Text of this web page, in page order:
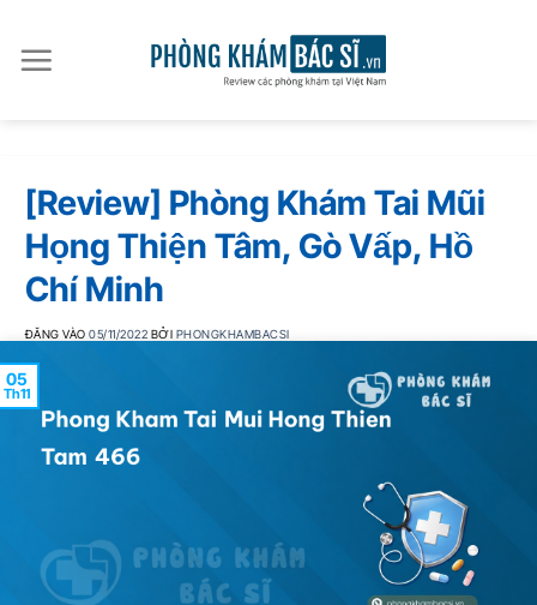
qua
nội
[Review] Phòng Khám Tai Mũi
Họng Thiện Tâm, Gò Vấp, Hồ
Chí Minh
ĐĂNG VÀO05/11/2022 BỞI PHONGKHAMBACSI
05
Th11